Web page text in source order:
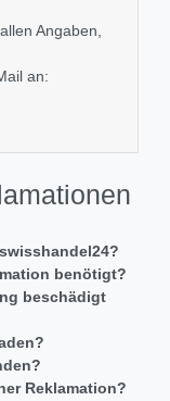
Angaben,
an:
benötigt?
beschädigt
Reklamation?